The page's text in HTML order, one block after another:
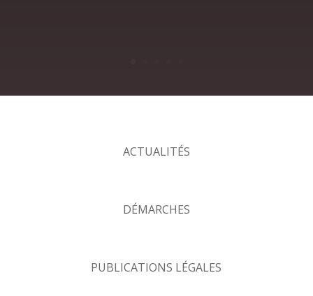
ACTUALITÉS
DÉMARCHES
PUBLICATIONS LÉGALES